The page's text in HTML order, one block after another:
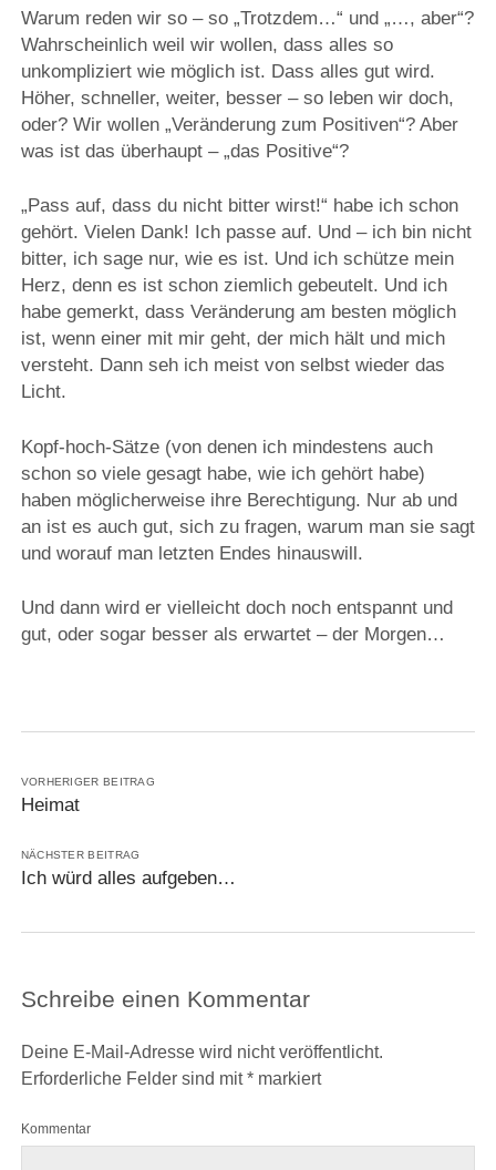
Warum reden wir so – so „Trotzdem…“ und „…, aber“?
Wahrscheinlich weil wir wollen, dass alles so
unkompliziert wie möglich ist. Dass alles gut wird.
Höher, schneller, weiter, besser – so leben wir doch,
oder? Wir wollen „Veränderung zum Positiven“? Aber
was ist das überhaupt – „das Positive“?
„Pass auf, dass du nicht bitter wirst!“ habe ich schon
gehört. Vielen Dank! Ich passe auf. Und – ich bin nicht
bitter, ich sage nur, wie es ist. Und ich schütze mein
Herz, denn es ist schon ziemlich gebeutelt. Und ich
habe gemerkt, dass Veränderung am besten möglich
ist, wenn einer mit mir geht, der mich hält und mich
versteht. Dann seh ich meist von selbst wieder das
Licht.
Kopf-hoch-Sätze (von denen ich mindestens auch
schon so viele gesagt habe, wie ich gehört habe)
haben möglicherweise ihre Berechtigung. Nur ab und
an ist es auch gut, sich zu fragen, warum man sie sagt
und worauf man letzten Endes hinauswill.
Und dann wird er vielleicht doch noch entspannt und
gut, oder sogar besser als erwartet – der Morgen…
VORHERIGER BEITRAG
Heimat
NÄCHSTER BEITRAG
Ich würd alles aufgeben…
Schreibe einen Kommentar
Deine E-Mail-Adresse wird nicht veröffentlicht.
Erforderliche Felder sind mit*markiert
Kommentar